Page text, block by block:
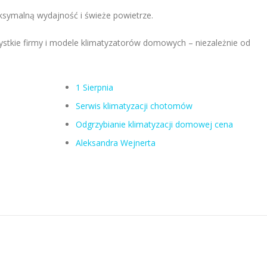
wydajność i świeże powietrze.
firmy i modele klimatyzatorów domowych – niezależnie od
1 Sierpnia
Serwis klimatyzacji chotomów
Odgrzybianie klimatyzacji domowej cena
Aleksandra Wejnerta